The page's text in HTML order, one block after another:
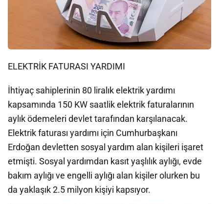
ELEKTRİK FATURASI YARDIMI
İhtiyaç sahiplerinin 80 liralık elektrik yardımı
kapsamında 150 KW saatlik elektrik faturalarının
aylık ödemeleri devlet tarafından karşılanacak.
Elektrik faturası yardımı için Cumhurbaşkanı
Erdoğan devletten sosyal yardım alan kişileri işaret
etmişti. Sosyal yardımdan kasıt yaşlılık aylığı, evde
bakım aylığı ve engelli aylığı alan kişiler olurken bu
da yaklaşık 2.5 milyon kişiyi kapsıyor.